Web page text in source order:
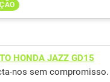
HONDA JAZZ GD15
nos sem compromisso.